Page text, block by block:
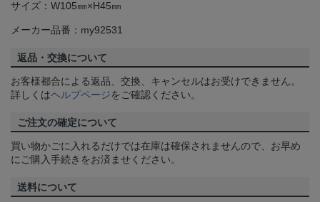
サイズ：W105㎜×H45㎜
メーカー品番：my92531
返品・交換について
お客様都合による返品、交換、キャンセルはお受けできません。
詳しくはヘルプページをご確認ください。
ご注文の確定について
買い物かごに入れるだけでは在庫は確保されませんので、お早め
にご購入手続きをお済ませください。
送料について